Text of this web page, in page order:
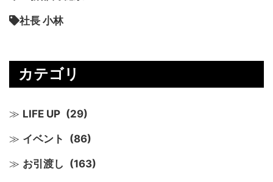
社長 小林
カテゴリ
LIFE UP (29)
イベント (86)
お引渡し (163)